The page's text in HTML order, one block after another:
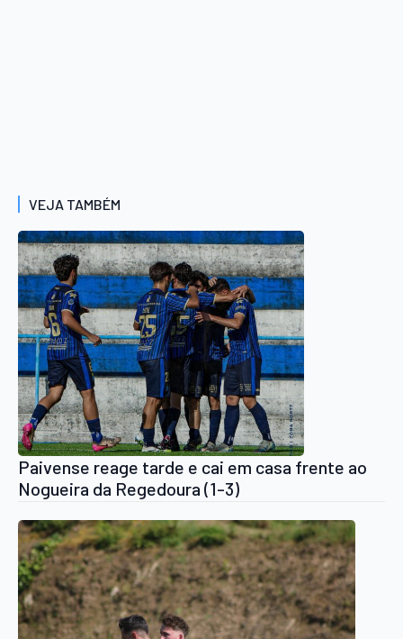
VEJA TAMBÉM
Paivense reage tarde e cai em casa frente ao
Nogueira da Regedoura (1-3)